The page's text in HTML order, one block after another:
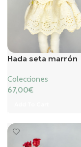
Hada seta marrón
Colecciones
67,00€